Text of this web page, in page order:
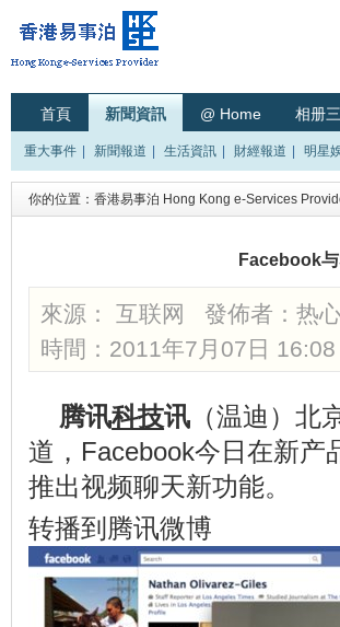
首頁 新聞資訊 @ Home 相册
重大事件 新聞報道 生活資訊 財經報道 明星
你的位置： 香港易事泊 Hong Kong e-Services
Facebook
來源： 互联网 發佈者： 热
時間：2011年7月07日 16:08
腾讯科技讯 （温迪）
道，Facebook今日在新产
推出视频聊天新功能。
转播到腾讯微博